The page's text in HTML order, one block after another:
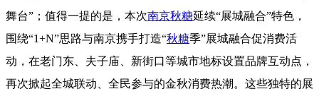
舞台”；值得一提的是，本次南京秋糖延续“展城融合”特色，
围绕“1+N”思路与南京携手打造“秋糖季”展城融合促消费活
动，在老门东、夫子庙、新街口等城市地标设置品牌互动点，
再次掀起全城联动、全民参与的金秋消费热潮。这些独特的展